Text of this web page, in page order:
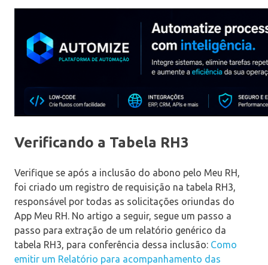
Verificando a Tabela RH3
Verifique se após a inclusão do abono pelo Meu RH,
foi criado um registro de requisição na tabela RH3,
responsável por todas as solicitações oriundas do
App Meu RH. No artigo a seguir, segue um passo a
passo para extração de um relatório genérico da
tabela RH3, para conferência dessa inclusão: Como
emitir um Relatório para acompanhamento das